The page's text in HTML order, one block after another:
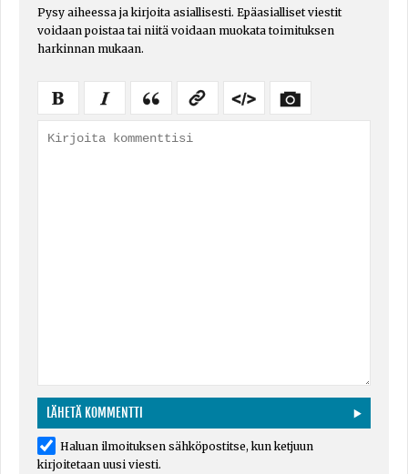
Pysy aiheessa ja kirjoita asiallisesti. Epäasialliset viestit
voidaan poistaa tai niitä voidaan muokata toimituksen
harkinnan mukaan.
Haluan ilmoituksen sähköpostitse, kun ketjuun
kirjoitetaan uusi viesti.